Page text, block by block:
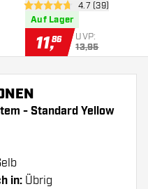
4.7 Bewertungssterne
4.7 (39)
Auf Lager
11,86 UVP:
13,95
- Standard Yellow
in: Übrig